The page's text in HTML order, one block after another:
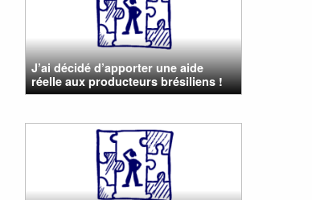
J’ai décidé d’apporter une aide
réelle aux producteurs brésiliens !